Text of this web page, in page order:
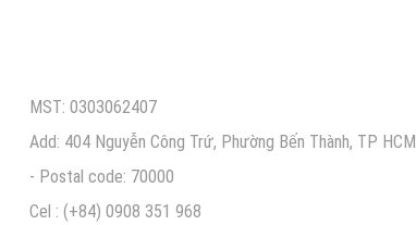
MST: 0303062407
Add: 404 Nguyễn Công Trứ, Phường Bến Thành, TP HCM
- Postal code: 70000
Cel : (+84) 0908 351 968